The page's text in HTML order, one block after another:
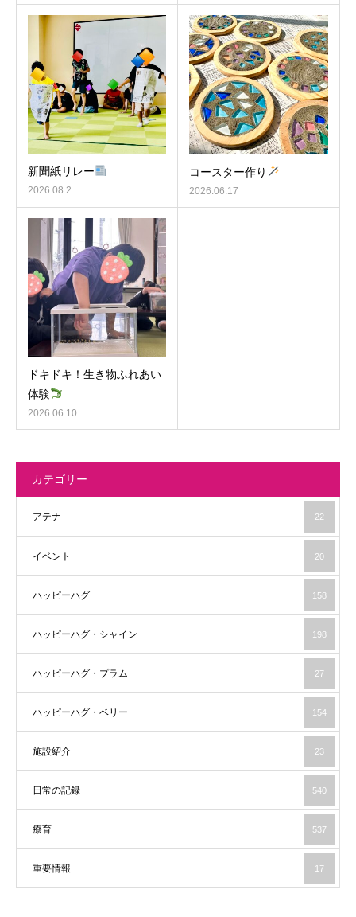
新聞紙リレー
2026.08.2
コースター作り
2026.06.17
ドキドキ！生き物ふれあい
体験
2026.06.10
カテゴリー
アテナ 22
イベント 20
ハッピーハグ 158
ハッピーハグ・シャイン 198
ハッピーハグ・プラム 27
ハッピーハグ・ベリー 154
施設紹介 23
日常の記録 540
療育 537
重要情報 17